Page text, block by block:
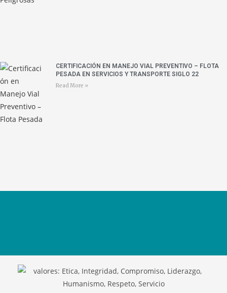
CERTIFICACIÓN EN MANEJO VIAL PREVENTIVO – FLOTA
PESADA EN SERVICIOS Y TRANSPORTE SIGLO 22
Read More »